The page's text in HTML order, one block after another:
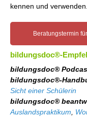
kennen und verwenden.
Beratungstermin
bildungsdoc®-
bildungsdoc®
bildungsdoc®-
Sicht einer Schülerin
bildungsdoc®
Auslandspraktikum